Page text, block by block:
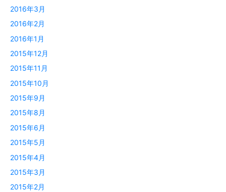
2016年3月
2016年2月
2016年1月
2015年12月
2015年11月
2015年10月
2015年9月
2015年8月
2015年6月
2015年5月
2015年4月
2015年3月
2015年2月